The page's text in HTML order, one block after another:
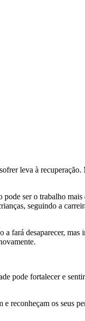
leva à
pode ser o trabalho
seguindo a
fará desaparecer,
pode fortalecer e
reconheçam os seus